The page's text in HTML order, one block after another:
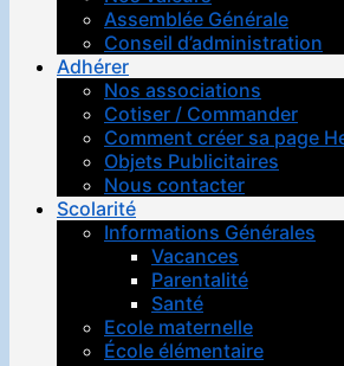
Assemblée Générale
Conseil d’administration
Adhérer
Nos associations
Cotiser / Commander
Comment créer sa page
Objets Publicitaires
Nous contacter
Scolarité
Informations Générales
Vacances
Parentalité
Santé
Ecole maternelle
École élémentaire